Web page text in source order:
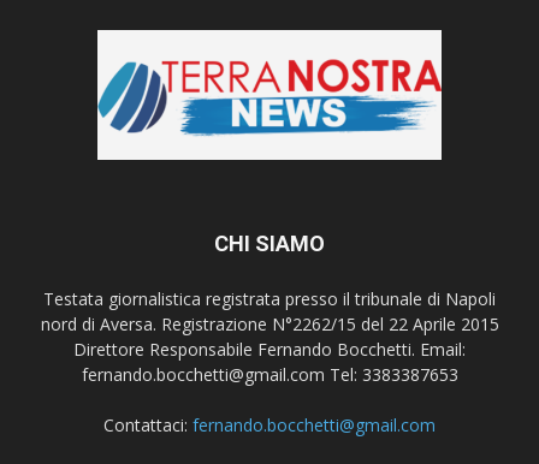
CHI SIAMO
Testata giornalistica registrata presso il tribunale di Napoli
nord di Aversa. Registrazione N°2262/15 del 22 Aprile 2015
Direttore Responsabile Fernando Bocchetti. Email:
fernando.bocchetti@gmail.com Tel: 3383387653
Contattaci: fernando.bocchetti@gmail.com